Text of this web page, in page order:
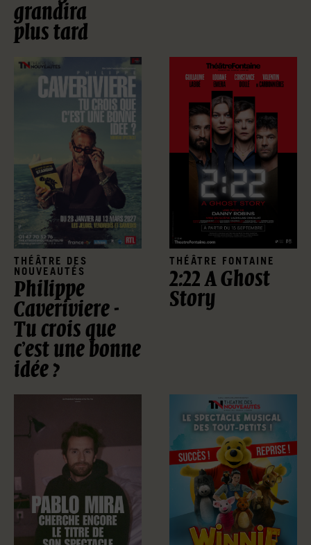
grandira
plus tard
THÉÂTRE DES
NOUVEAUTÉS
Philippe
Caveriviere -
Tu crois que
c’est une bonne
idée ?
THÉÂTRE FONTAINE
2:22 A Ghost
Story